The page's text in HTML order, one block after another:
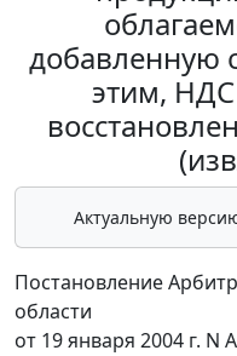
добавленную
этим,
Актуальную
Постановление
области
от 19 января 2004 г. N